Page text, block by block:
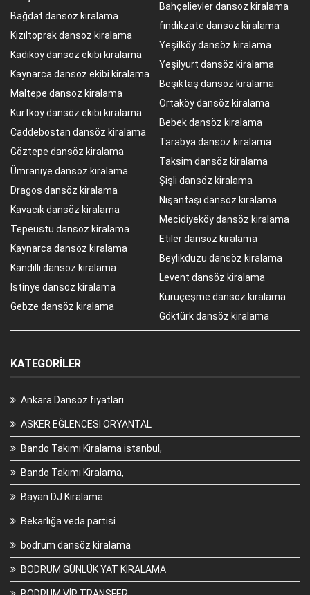
Bağdat dansoz kiralama
Kızıltoprak dansoz kiralama
Kadıköy dansoz ekibi kiralama
Kaynarca dansoz ekibi kiralama
Maltepe dansoz kiralama
Kurtkoy dansöz ekibi kiralama
Caddebostan dansöz kiralama
Göztepe dansöz kiralama
Ümraniye dansöz kiralama
Dragos dansöz kiralama
Kavacık dansöz kiralama
Tepeustu dansoz kiralama
Kaynarca dansöz kiralama
Kandilli dansöz kiralama
İstinye dansoz kiralama
Gebze dansöz kiralama
Bahçelievler dansoz kiralama
fındıkzate dansöz kiralama
Yeşilköy dansöz kiralama
Yeşilyurt dansöz kiralama
Beşiktaş dansöz kiralama
Ortaköy dansöz kiralama
Bebek dansöz kiralama
Tarabya dansöz kiralama
Taksim dansöz kiralama
Şişli dansöz kiralama
Nişantaşı dansöz kiralama
Mecidiyeköy dansöz kiralama
Etiler dansöz kiralama
Beylikduzu dansöz kiralama
Levent dansöz kiralama
Kuruçeşme dansöz kiralama
Göktürk dansöz kiralama
KATEGORILER
Ankara Dansöz fiyatları
ASKER EĞLENCESİ ORYANTAL
Bando Takımı Kiralama istanbul,
Bando Takımı Kiralama,
Bayan DJ Kiralama
Bekarlığa veda partisi
bodrum dansöz kiralama
BODRUM GÜNLÜK YAT KİRALAMA